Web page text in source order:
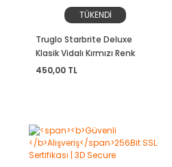
TÜKENDİ
Truglo Starbrite Deluxe
Klasik Vidalı Kırmızı Renk
Fiber Arpacık (2.6 mm)
450,00 TL